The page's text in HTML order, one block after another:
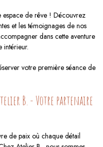
de rêve ! Découvrez
et les témoignages de nos
dans cette aventure
intérieur.
votre première séance de
B. - Votre partenaire
de paix où chaque détail